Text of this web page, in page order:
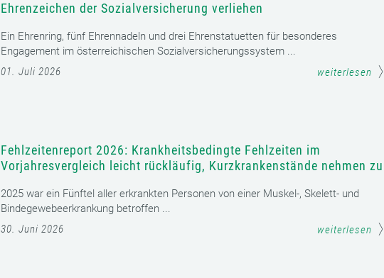
Ehrenzeichen der Sozialversicherung verliehen
Ein Ehrenring, fünf Ehrennadeln und drei Ehrenstatuetten für besonderes
Engagement im österreichischen Sozialversicherungssystem ...
01. Juli 2026
weiterlesen
Fehlzeitenreport 2026: Krankheitsbedingte Fehlzeiten im
Vorjahresvergleich leicht rückläufig, Kurzkrankenstände nehmen zu
2025 war ein Fünftel aller erkrankten Personen von einer Muskel-, Skelett- und
Bindegewebeerkrankung betroffen ...
30. Juni 2026
weiterlesen